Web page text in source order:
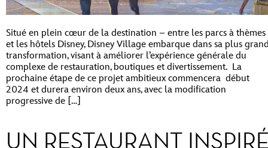
Situé en plein cœur de la destination – entre les parcs à thèmes
et les hôtels Disney, Disney Village embarque dans sa plus
transformation, visant à améliorer l’expérience générale du
complexe de restauration, boutiques et divertissement. La
prochaine étape de ce projet ambitieux commencera début
2024 et durera environ deux ans, avec la modification
progressive de […]
UN RESTAURANT